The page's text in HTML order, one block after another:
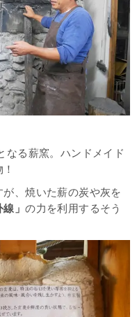
なる薪窯。ハンドメイド
、焼いた薪の炭や灰を
線」の力を利用するそう